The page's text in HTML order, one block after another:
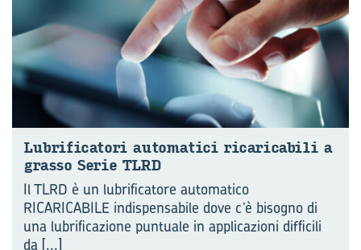
Lu­bri­fi­ca­to­ri au­to­ma­ti­ci ri­ca­ri­ca­bi­li a
gras­so Serie TLRD
Il TLRD è un lubrificatore automatico
RICARICABILE indispensabile dove c’è bisogno di
una lubrificazione puntuale in applicazioni difficili
da [...]